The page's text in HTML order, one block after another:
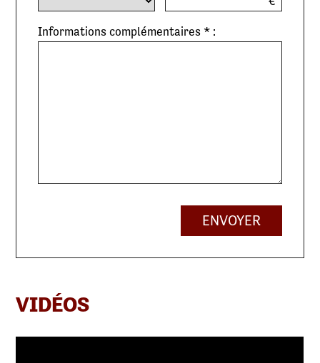
Informations complémentaires * :
ENVOYER
VIDÉOS